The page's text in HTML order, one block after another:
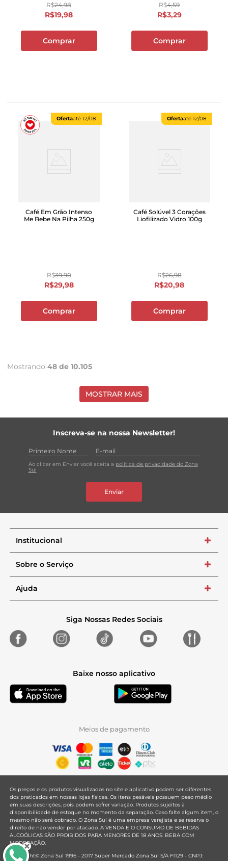
R$24,98
R$19,98
Comprar
R$4,59
R$3,29
Comprar
Ofertaaté 12/08
Café Em Grão Intenso
Me Bebe Na Pilha 250g
R$39,90
R$29,98
Comprar
Ofertaaté 12/08
Café Solúvel 3 Corações
Liofilizado Vidro 100g
R$26,98
R$20,98
Comprar
Mostrando 48 de 10.105
MOSTRAR MAIS
Inscreva-se na nossa Newsletter!
Ao clicar em Enviar você aceita a política de privacidade do Zona
Sul
Enviar
Institucional +
Sobre o Serviço +
Ajuda +
Siga Nossas Redes Sociais
Baixe nosso aplicativo
Meios de pagamento
Os preços e os produtos visualizados no site e aplicativo podem ser diferentes
dos praticados em nossas lojas físicas. Os itens pesáveis possuem peso médio
em suas descrições, pois podem sofrer variação. Produtos sujeitos à
disponibilidade de estoque no momento da separação. Caso falte algum item, o
mesmo não será cobrado. O Zona Sul é uma empresa varejista e se reserva o
direito de não vender por atacado. A VENDA E O CONSUMO DE BEBIDAS
ALCOÓLICAS SÃO PROIBIDOS PARA MENORES DE 18 ANOS. BEBA COM
MODERAÇÃO.
Copyright© Zona Sul 1996 - 2017 Super Mercado Zona Sul S/A F1129 - CNPJ: